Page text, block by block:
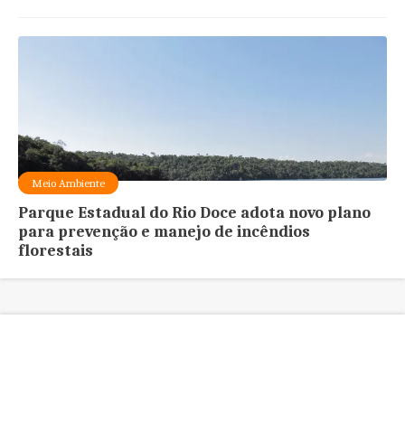
Meio Ambiente
Parque Estadual do Rio Doce adota novo plano
para prevenção e manejo de incêndios
florestais